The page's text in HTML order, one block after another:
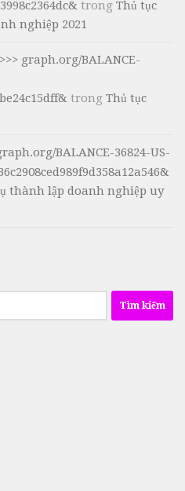
trong Thủ tục
nghiệp 2021
graph.org/BALANCE-
trong Thủ tục
BALANCE-36824-US-
thành lập doanh nghiệp uy